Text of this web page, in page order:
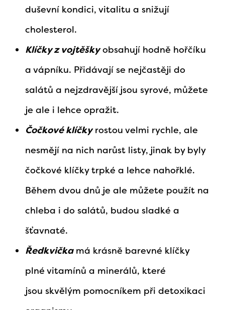
duševní kondici, vitalitu a snižují
cholesterol.
Klíčky z vojtěškyobsahují hodně hořčíku
a vápníku. Přidávají se nejčastěji do
salátů a nejzdravější jsou syrové, můžete
je ale i lehce opražit.
Čočkové klíčkyrostou velmi rychle, ale
nesmějí na nich narůst listy, jinak by byly
čočkové klíčky trpké a lehce nahořklé.
Během dvou dnů je ale můžete použít na
chleba i do salátů, budou sladké a
šťavnaté.
Ředkvičkamá krásně barevné klíčky
plné vitamínů a minerálů, které
jsou skvělým pomocníkem při detoxikaci